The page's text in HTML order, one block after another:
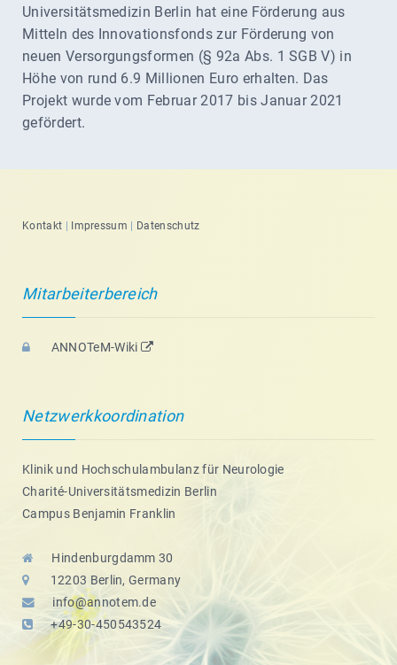
Universitätsmedizin Berlin hat eine Förderung aus
Mitteln des Innovationsfonds zur Förderung von
neuen Versorgungsformen (§ 92a Abs. 1 SGB V) in
Höhe von rund 6.9 Millionen Euro erhalten. Das
Projekt wurde vom Februar 2017 bis Januar 2021
gefördert.
Kontakt Impressum Datenschutz
Mitarbeiterbereich
ANNOTeM-Wiki
Netzwerkkoordination
Klinik und Hochschulambulanz für Neurologie
Charité-Universitätsmedizin Berlin
Campus Benjamin Franklin
Hindenburgdamm 30
12203 Berlin, Germany
info@annotem.de
+49-30-450543524